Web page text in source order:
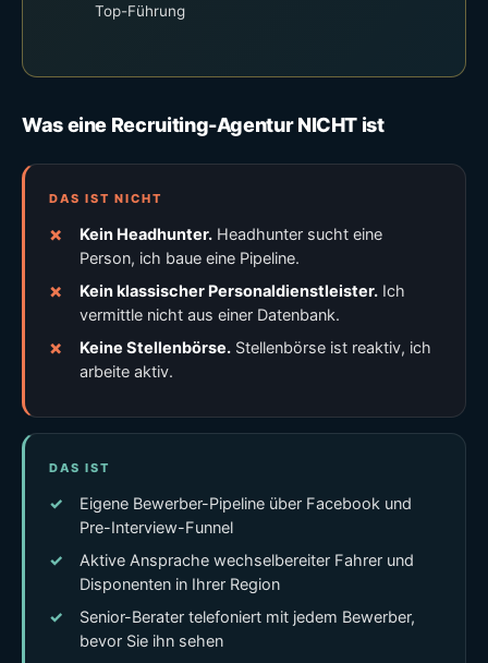
Top-Führung
Was eine Recruiting-Agentur NICHT ist
DAS IST NICHT
Kein Headhunter. Headhunter sucht eine
Person, ich baue eine Pipeline.
Kein klassischer Personaldienstleister. Ich
vermittle nicht aus einer Datenbank.
Keine Stellenbörse. Stellenbörse ist reaktiv, ich
arbeite aktiv.
DAS IST
Eigene Bewerber-Pipeline über Facebook und
Pre-Interview-Funnel
Aktive Ansprache wechselbereiter Fahrer und
Disponenten in Ihrer Region
Senior-Berater telefoniert mit jedem Bewerber,
bevor Sie ihn sehen